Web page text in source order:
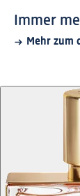
Immer
Mehr zum